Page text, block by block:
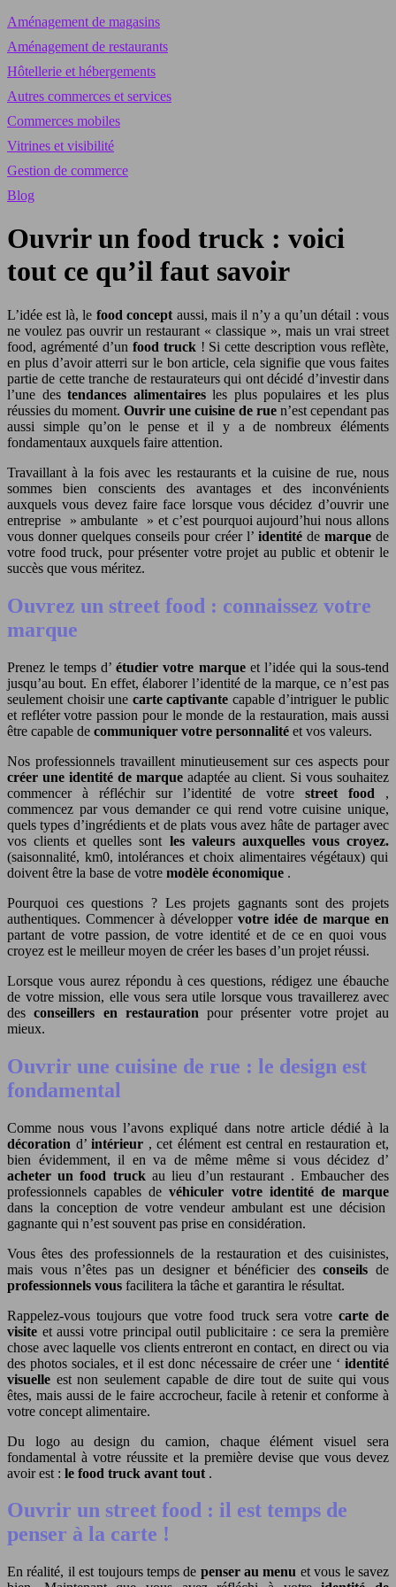
Aménagement de magasins
Aménagement de restaurants
Hôtellerie et hébergements
Autres commerces et services
Commerces mobiles
Vitrines et visibilité
Gestion de commerce
Blog
Ouvrir un food truck : voici
tout ce qu’il faut savoir
L’idée est là, le food concept aussi, mais il n’y a qu’un détail : vous
ne voulez pas ouvrir un restaurant « classique », mais un vrai street
food, agrémenté d’un food truck! Si cette description vous reflète,
en plus d’avoir atterri sur le bon article, cela signifie que vous faites
partie de cette tranche de restaurateurs qui ont décidé d’investir dans
l’une destendances alimentairesles plus populaires et les plus
réussies du moment. Ouvrir une cuisine de rue n’est cependant pas
aussi simple qu’on le pense et il y a de nombreux éléments
fondamentaux auxquels faire attention.
Travaillant à la fois avec les restaurants et la cuisine de rue, nous
sommes bien conscients des avantages et des inconvénients
auxquels vous devez faire face lorsque vous décidez d’ouvrir une
entreprise » ambulante » et c’est pourquoi aujourd’hui nous allons
vous donner quelques conseils pour créer l’ identitéde marquede
votre food truck, pour présenter votre projet au public et obtenir le
succès que vous méritez.
Ouvrez un street food : connaissez votre
marque
Prenez le temps d’étudier votre marqueet l’idée qui la sous-tend
jusqu’au bout. En effet, élaborer l’identité de la marque, ce n’est pas
seulement choisir une carte captivante capable d’intriguer le public
et refléter votre passion pour le monde de la restauration, mais aussi
être capable de communiquer votre personnalité et vos valeurs.
Nos professionnels travaillent minutieusement sur ces aspects pour
créer une identité de marque adaptée au client. Si vous souhaitez
commencer à réfléchir sur l’identité de votre street food ,
commencez par vous demander ce qui rend votre cuisine unique,
quels types d’ingrédients et de plats vous avez hâte de partager avec
vos clients et quelles sont les valeurs auxquelles vous croyez.
(saisonnalité, km0, intolérances et choix alimentaires végétaux) qui
doivent être la base de votre modèle économique .
Pourquoi ces questions ? Les projets gagnants sont des projets
authentiques. Commencer à développer votre idée de marque en
partant de votre passion, de votre identité et de ce en quoi vous
croyez est le meilleur moyen de créer les bases d’un projet réussi.
Lorsque vous aurez répondu à ces questions, rédigez une ébauche
de votre mission, elle vous sera utile lorsque vous travaillerez avec
desconseillers en restauration pour présenter votre projet au
mieux.
Ouvrir une cuisine de rue : le design est
fondamental
Comme nous vous l’avons expliqué dans notre article dédié à la
décoration d’intérieur , cet élément est central en restauration et,
bien évidemment, il en va de même même si vous décidez d’
acheter un food truckau lieu d’un restaurant . Embaucher des
professionnels capables devéhiculer votre identité de marque
dans la conception de votre vendeur ambulant est une décision
gagnante qui n’est souvent pas prise en considération.
Vous êtes des professionnels de la restauration et des cuisinistes,
mais vous n’êtes pas un designer et bénéficier desconseils de
professionnels vous facilitera la tâche et garantira le résultat.
Rappelez-vous toujours que votre food truck sera votre carte de
visite et aussi votre principal outil publicitaire : ce sera la première
chose avec laquelle vos clients entreront en contact, en direct ou via
des photos sociales, et il est donc nécessaire de créer une ‘ identité
visuelle est non seulement capable de dire tout de suite qui vous
êtes, mais aussi de le faire accrocheur, facile à retenir et conforme à
votre concept alimentaire.
Du logo au design du camion, chaque élément visuel sera
fondamental à votre réussite et la première devise que vous devez
avoir est : le food truck avant tout .
Ouvrir un street food : il est temps de
penser à la carte !
En réalité, il est toujours temps de penser au menu et vous le savez